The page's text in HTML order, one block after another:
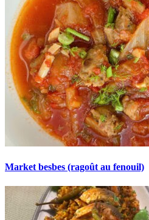
Market besbes (ragoût au fenouil)